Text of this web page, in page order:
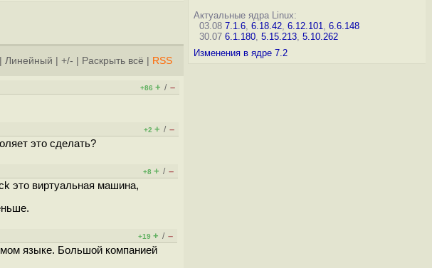
Линейный +/- Раскрыть всё RSS
+86 + / –
+2 + / –
это сделать?
+8 + / –
это виртуальная машина,
+19 + / –
языке. Большой компанией
Актуальные ядра Linux:
03.08 7.1.6, 6.18.42, 6.12.101, 6.6.148
30.07 6.1.180, 5.15.213, 5.10.262
Изменения в ядре 7.2